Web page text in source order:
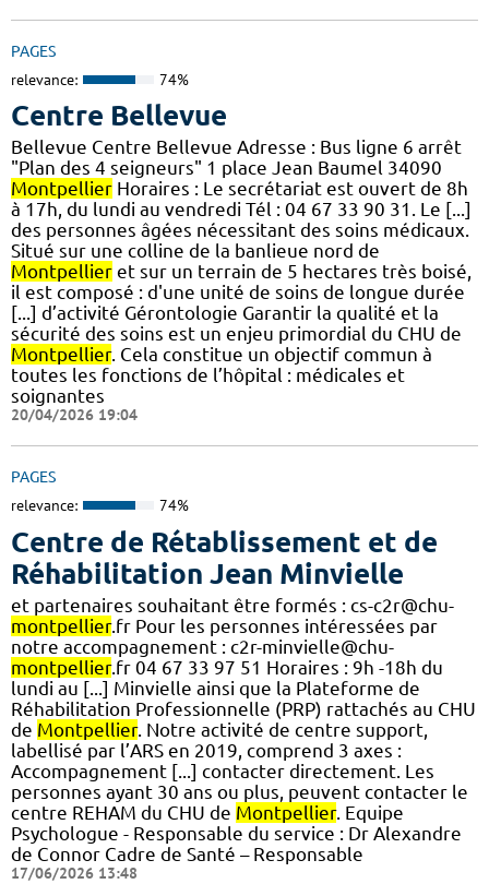
PAGES
relevance: 74%
Centre Bellevue
Bellevue Centre Bellevue Adresse : Bus ligne 6 arrêt
"Plan des 4 seigneurs" 1 place Jean Baumel 34090
Montpellier Horaires : Le secrétariat est ouvert de 8h
à 17h, du lundi au vendredi Tél : 04 67 33 90 31. Le [...]
des personnes âgées nécessitant des soins médicaux.
Situé sur une colline de la banlieue nord de
Montpellier et sur un terrain de 5 hectares très boisé,
il est composé : d'une unité de soins de longue durée
[...] d’activité Gérontologie Garantir la qualité et la
sécurité des soins est un enjeu primordial du CHU de
Montpellier. Cela constitue un objectif commun à
toutes les fonctions de l’hôpital : médicales et
soignantes
20/04/2026 19:04
PAGES
relevance: 74%
Centre de Rétablissement et de
Réhabilitation Jean Minvielle
et partenaires souhaitant être formés : cs-c2r@chu-
montpellier.fr Pour les personnes intéressées par
notre accompagnement : c2r-minvielle@chu-
montpellier.fr 04 67 33 97 51 Horaires : 9h -18h du
lundi au [...] Minvielle ainsi que la Plateforme de
Réhabilitation Professionnelle (PRP) rattachés au CHU
de Montpellier. Notre activité de centre support,
labellisé par l’ARS en 2019, comprend 3 axes :
Accompagnement [...] contacter directement. Les
personnes ayant 30 ans ou plus, peuvent contacter le
centre REHAM du CHU de Montpellier. Equipe
Psychologue - Responsable du service : Dr Alexandre
de Connor Cadre de Santé – Responsable
17/06/2026 13:48